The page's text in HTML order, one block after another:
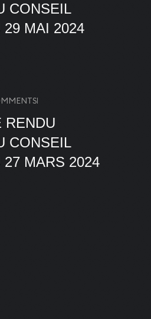
CONSEIL
29 MAI 2024
RENDU
CONSEIL
27 MARS 2024